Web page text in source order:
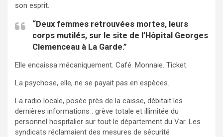
son esprit.
“Deux femmes retrouvées mortes, leurs
corps mutilés, sur le site de l’Hôpital Georges
Clemenceau à La Garde.”
Elle encaissa mécaniquement. Café. Monnaie. Ticket.
La psychose, elle, ne se payait pas en espèces.
La radio locale, posée près de la caisse, débitait les
dernières informations : grève totale et illimitée du
personnel hospitalier sur tout le département du Var. Les
syndicats réclamaient des mesures de sécurité